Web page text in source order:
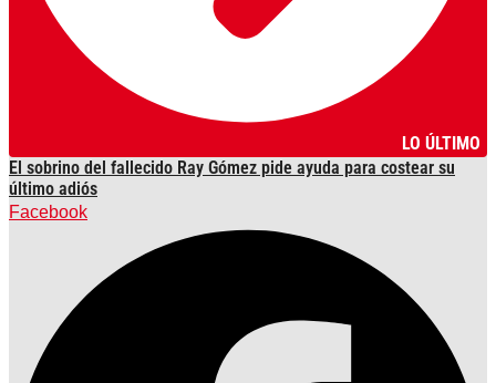
LO ÚLTIMO
El sobrino del fallecido Ray Gómez pide ayuda para costear su
último adiós
Facebook